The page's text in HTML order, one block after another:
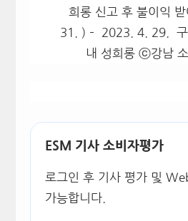
희롱 신고 후 불이익 받
31. ) – 2023. 4. 29. 구
내 성희롱 ⓒ강남
ESM 기사 소비자평가
로그인 후 기사 평가 및
가능합니다.